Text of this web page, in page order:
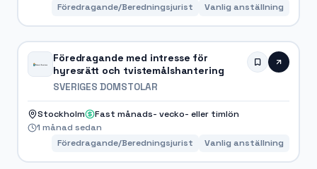
Föredragande/Beredningsjurist
Vanlig anställning
Föredragande med intresse för
hyresrätt och tvistemålshantering
SVERIGES DOMSTOLAR
Stockholm
Fast månads- vecko- eller timlön
1 månad sedan
Föredragande/Beredningsjurist
Vanlig anställning